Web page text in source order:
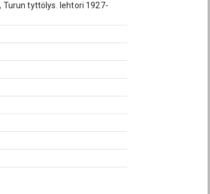
Turun tyttölys. lehtori 1927-